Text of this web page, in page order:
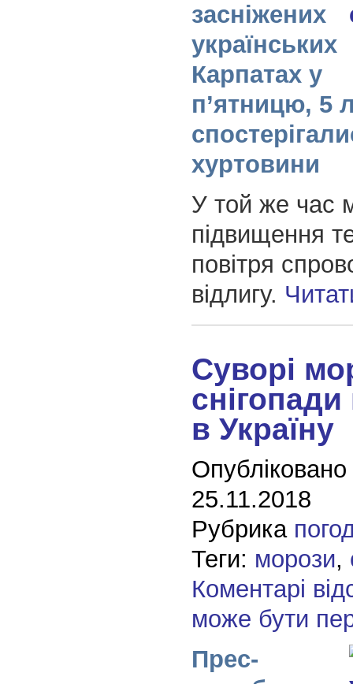
засніжених
українських
Карпатах у
п’ятницю, 5
хуртовини
У той же час
підвищення
повітря
відлигу.
Суворі
в Україну
25.11.2018
Рубрика
Теги: морози,
Коментарі
може бути
Прес-